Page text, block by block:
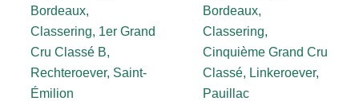
Bordeaux,
Classering, 1er Grand
Cru Classé B,
Rechteroever, Saint-
Émilion
Bordeaux,
Classering,
Cinquième Grand Cru
Classé, Linkeroever,
Pauillac